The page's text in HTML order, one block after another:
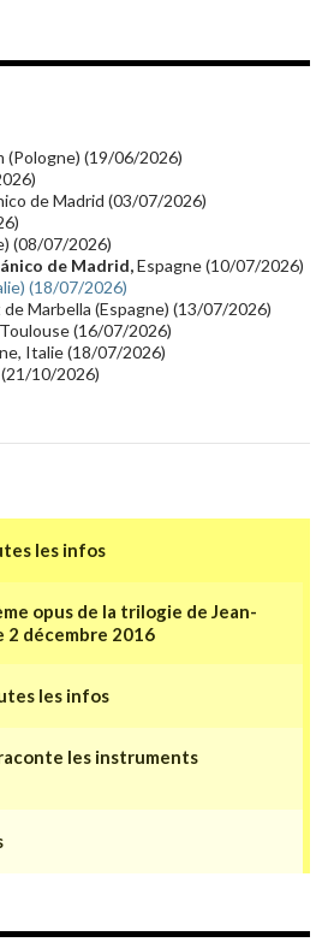
Jarrecast (16) Synthé 80's
Cinéma
(15)
(14)
Chine(13)
(Pologne) (19/06/2026)
de Madrid (03/07/2026)
(08/07/2026)
de Madrid,Espagne (10/07/2026)
(18/07/2026)
Marbella (Espagne) (13/07/2026)
(16/07/2026)
Italie (18/07/2026)
10/2026)